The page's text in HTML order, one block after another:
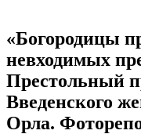
«Богородицы
невходимых
Престольный
Введенского
Орла.